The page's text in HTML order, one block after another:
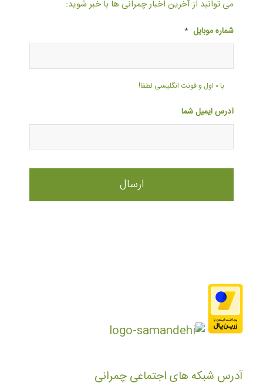
می توانید از آخرین اخبار چمرانی ها با خبر شوید:
شماره موبایل *
با ۰ اول و فونت انگلیسی لطفا!
آدرس ایمیل شما
آدرس شبکه های اجتماعی چمرانی